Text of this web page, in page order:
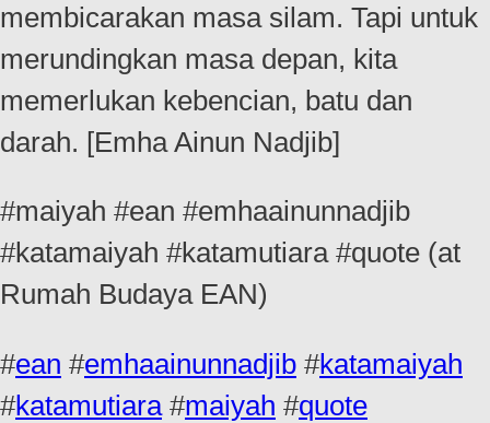
membicarakan masa silam. Tapi untuk
merundingkan masa depan, kita
memerlukan kebencian, batu dan
darah. [Emha Ainun Nadjib]
#maiyah #ean #emhaainunnadjib
#katamaiyah #katamutiara #quote (at
Rumah Budaya EAN)
#ean #emhaainunnadjib #katamaiyah
#katamutiara#maiyah #quote